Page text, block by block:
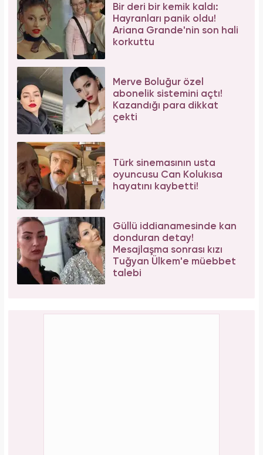
Bir deri bir kemik kaldı:
Hayranları panik oldu!
Ariana Grande'nin son hali
korkuttu
Merve Boluğur özel
abonelik sistemini açtı!
Kazandığı para dikkat
çekti
Türk sinemasının usta
oyuncusu Can Kolukısa
hayatını kaybetti!
Güllü iddianamesinde kan
donduran detay!
Mesajlaşma sonrası kızı
Tuğyan Ülkem'e müebbet
talebi